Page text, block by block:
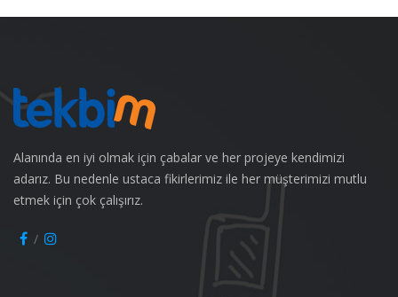
Alanında en iyi olmak için çabalar ve her projeye kendimizi
adarız. Bu nedenle ustaca fikirlerimiz ile her müşterimizi mutlu
etmek için çok çalışırız.